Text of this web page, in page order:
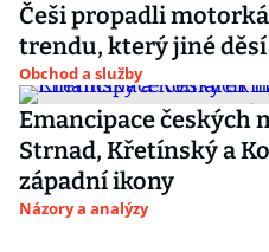
Češi propadli
trendu, který jiné děsí
Obchod a služby
Emancipace českých
Strnad, Křetínský a
západní ikony
Názory a analýzy